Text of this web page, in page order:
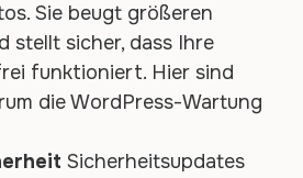
Sie beugt größeren
stellt sicher, dass Ihre
funktioniert. Hier sind
die WordPress-Wartung
Sicherheitsupdates